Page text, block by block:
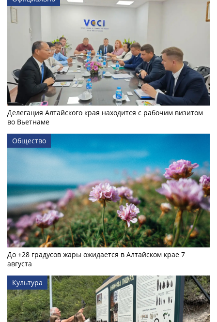
Делегация Алтайского края находится с рабочим визитом
во Вьетнаме
Общество
До +28 градусов жары ожидается в Алтайском крае 7
августа
Культура